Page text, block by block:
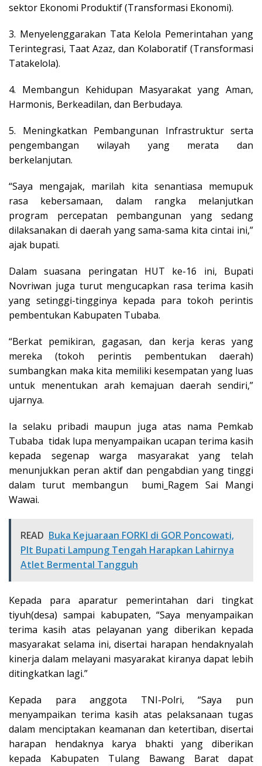
sektor Ekonomi Produktif (Transformasi Ekonomi).
3. Menyelenggarakan Tata Kelola Pemerintahan yang
Terintegrasi, Taat Azaz, dan Kolaboratif (Transformasi
Tatakelola).
4. Membangun Kehidupan Masyarakat yang Aman,
Harmonis, Berkeadilan, dan Berbudaya.
5. Meningkatkan Pembangunan Infrastruktur serta
pengembangan wilayah yang merata dan
berkelanjutan.
“Saya mengajak, marilah kita senantiasa memupuk
rasa kebersamaan, dalam rangka melanjutkan
program percepatan pembangunan yang sedang
dilaksanakan di daerah yang sama-sama kita cintai ini,”
ajak bupati.
Dalam suasana peringatan HUT ke-16 ini, Bupati
Novriwan juga turut mengucapkan rasa terima kasih
yang setinggi-tingginya kepada para tokoh perintis
pembentukan Kabupaten Tubaba.
“Berkat pemikiran, gagasan, dan kerja keras yang
mereka (tokoh perintis pembentukan daerah)
sumbangkan maka kita memiliki kesempatan yang luas
untuk menentukan arah kemajuan daerah sendiri,”
ujarnya.
Ia selaku pribadi maupun juga atas nama Pemkab
Tubaba tidak lupa menyampaikan ucapan terima kasih
kepada segenap warga masyarakat yang telah
menunjukkan peran aktif dan pengabdian yang tinggi
dalam turut membangun
bumi_Ragem Sai Mangi
Wawai.
READ Buka Kejuaraan FORKI di GOR Poncowati,
Plt Bupati Lampung Tengah Harapkan Lahirnya
Atlet Bermental Tangguh
Kepada para aparatur pemerintahan dari tingkat
tiyuh(desa) sampai kabupaten, “Saya menyampaikan
terima kasih atas pelayanan yang diberikan kepada
masyarakat selama ini, disertai harapan hendaknyalah
kinerja dalam melayani masyarakat kiranya dapat lebih
ditingkatkan lagi.”
Kepada para anggota TNI-Polri, “Saya pun
menyampaikan terima kasih atas pelaksanaan tugas
dalam menciptakan keamanan dan ketertiban, disertai
harapan hendaknya karya bhakti yang diberikan
kepada Kabupaten Tulang Bawang Barat dapat